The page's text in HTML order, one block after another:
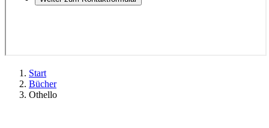
Start
Bücher
Othello